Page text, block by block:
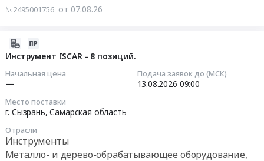
1,
2.
№2495001756 от 07.08.26
Инструмент ISCAR - 8 позиций.
Начальная цена
—
Подача заявок до (МСК)
13.08.2026 09:00
Место поставки
г. Сызрань,Самарская область
Отрасли
Инструменты
Металло- и дерево-обрабатывающее оборудование,